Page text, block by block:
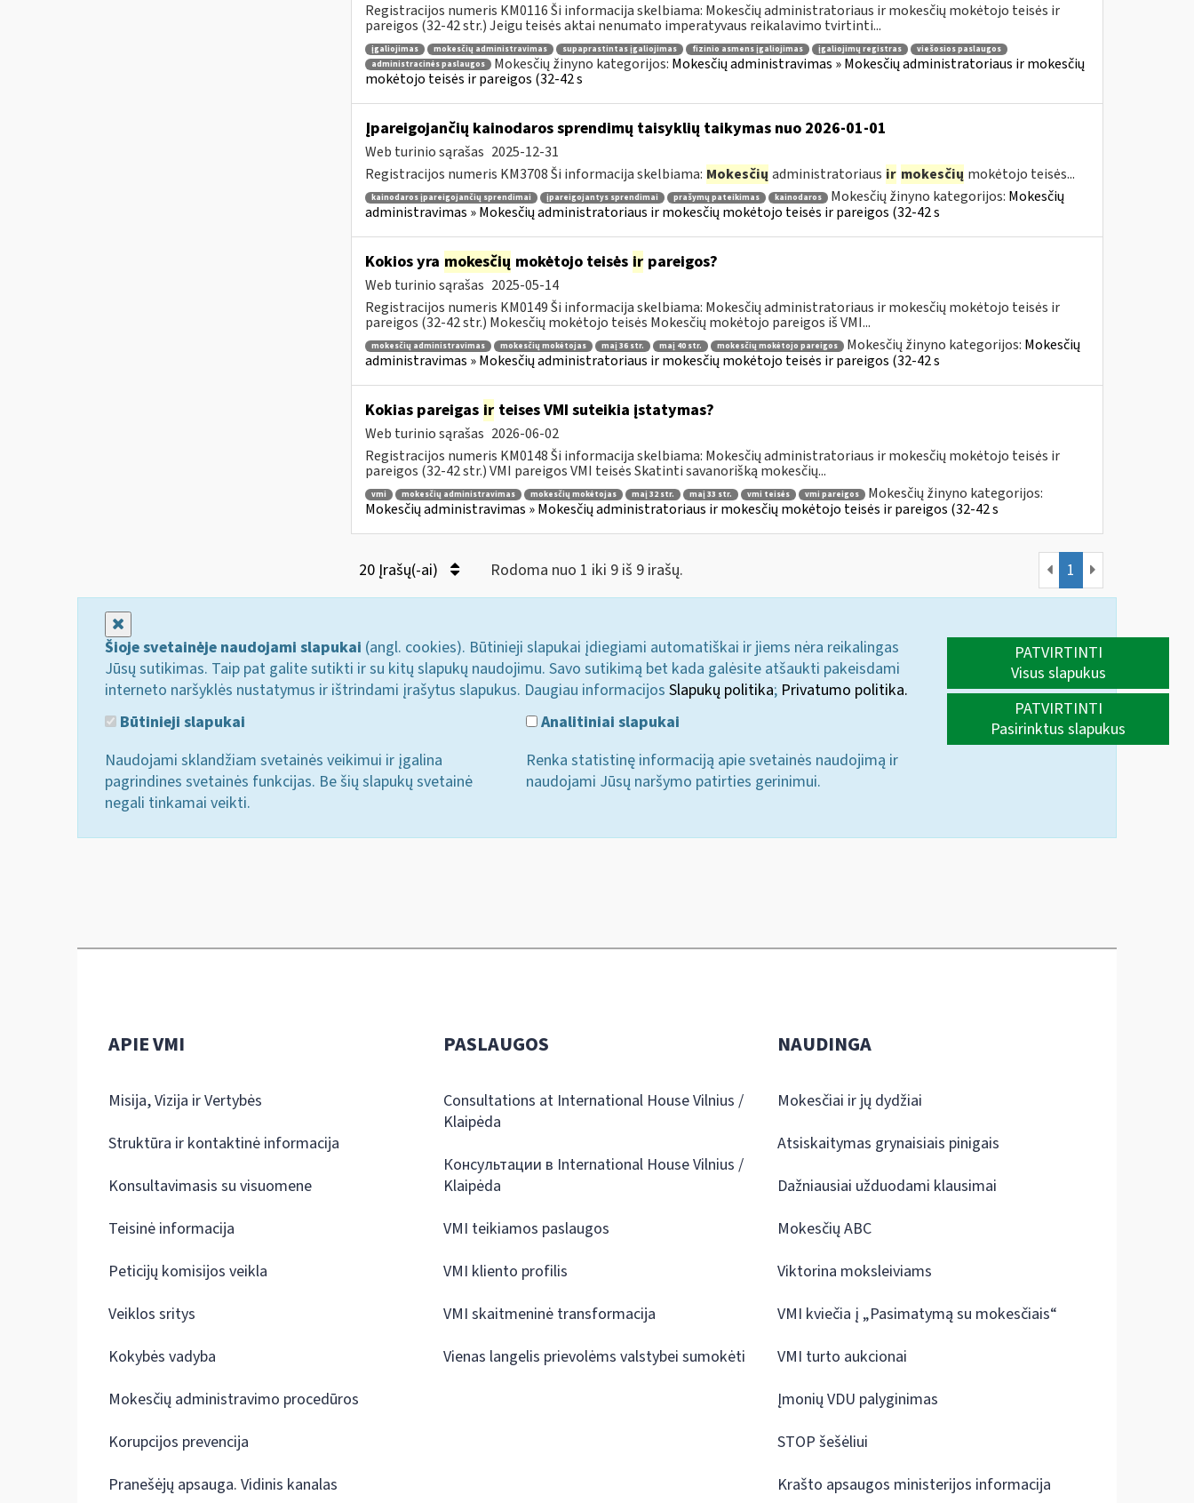
Registracijos numeris KM0116 Ši informacija skelbiama: Mokesčių administratoriaus ir mokesčių mokėtojo teisės ir
pareigos (32-42 str.) Jeigu teisės aktai nenumato imperatyvaus reikalavimo tvirtinti...
įgaliojimas mokesčių administravimas supaprastintas įgaliojimas fizinio asmens įgaliojimas įgaliojimų registras
viešosios paslaugos
administracinės paslaugos
Mokesčių žinyno kategorijos: Mokesčių administravimas » Mokesčių administratoriaus ir mokesčių
mokėtojo teisės ir pareigos (32-42 s
Įpareigojančių kainodaros sprendimų taisyklių taikymas nuo 2026-01-01
Web turinio sąrašas 2025-12-31
Registracijos numeris KM3708 Ši informacija skelbiama: Mokesčių administratoriaus ir mokesčių mokėtojo teisės...
kainodaros įpareigojančių sprendimai įpareigojantys sprendimai prašymų pateikimas kainodaros Mokesčių žinyno kategorijos: Mokesčių
administravimas » Mokesčių administratoriaus ir mokesčių mokėtojo teisės ir pareigos (32-42 s
Kokios yra mokesčių mokėtojo teisės irpareigos?
Web turinio sąrašas 2025-05-14
Registracijos numeris KM0149 Ši informacija skelbiama: Mokesčių administratoriaus ir mokesčių mokėtojo teisės ir
pareigos (32-42 str.) Mokesčių mokėtojo teisės Mokesčių mokėtojo pareigos iš VMI...
mokesčių administravimas mokesčių mokėtojas maį 36 str. maį 40 str. mokesčių mokėtojo pareigos Mokesčių žinyno kategorijos: Mokesčių
administravimas » Mokesčių administratoriaus ir mokesčių mokėtojo teisės ir pareigos (32-42 s
Kokias pareigas irteises VMI suteikia įstatymas?
Web turinio sąrašas 2026-06-02
Registracijos numeris KM0148 Ši informacija skelbiama: Mokesčių administratoriaus ir mokesčių mokėtojo teisės ir
pareigos (32-42 str.) VMI pareigos VMI teisės Skatinti savanorišką mokesčių...
vmi mokesčių administravimas mokesčių mokėtojas maį 32 str. maį 33 str. vmi teisės vmi pareigos
Mokesčių žinyno kategorijos:
Mokesčių administravimas » Mokesčių administratoriaus ir mokesčių mokėtojo teisės ir pareigos (32-42 s
20 Įrašų(-ai) Rodoma nuo 1 iki 9 iš 9 irašų. 1
Šioje svetainėje naudojami slapukai (angl. cookies). Būtinieji slapukai įdiegiami automatiškai ir jiems nėra reikalingas
Jūsų sutikimas. Taip pat galite sutikti ir su kitų slapukų naudojimu. Savo sutikimą bet kada galėsite atšaukti pakeisdami
interneto naršyklės nustatymus ir ištrindami įrašytus slapukus. Daugiau informacijos Slapukų politika; Privatumo politika.
Būtinieji slapukai
Naudojami sklandžiam svetainės veikimui ir įgalina
pagrindines svetainės funkcijas. Be šių slapukų svetainė
negali tinkamai veikti.
Analitiniai slapukai
Renka statistinę informaciją apie svetainės naudojimą ir
naudojami Jūsų naršymo patirties gerinimui.
PATVIRTINTI
Visus slapukus
PATVIRTINTI
Pasirinktus slapukus
APIE VMI
Misija, Vizija ir Vertybės
Struktūra ir kontaktinė informacija
Konsultavimasis su visuomene
Teisinė informacija
Peticijų komisijos veikla
Veiklos sritys
Kokybės vadyba
Mokesčių administravimo procedūros
Korupcijos prevencija
Pranešėjų apsauga. Vidinis kanalas
PASLAUGOS
Consultations at International House Vilnius /
Klaipėda
Консультации в International House Vilnius /
Klaipėda
VMI teikiamos paslaugos
VMI kliento profilis
VMI skaitmeninė transformacija
Vienas langelis prievolėms valstybei sumokėti
NAUDINGA
Mokesčiai ir jų dydžiai
Atsiskaitymas grynaisiais pinigais
Dažniausiai užduodami klausimai
Mokesčių ABC
Viktorina moksleiviams
VMI kviečia į „Pasimatymą su mokesčiais“
VMI turto aukcionai
Įmonių VDU palyginimas
STOP šešėliui
Krašto apsaugos ministerijos informacija